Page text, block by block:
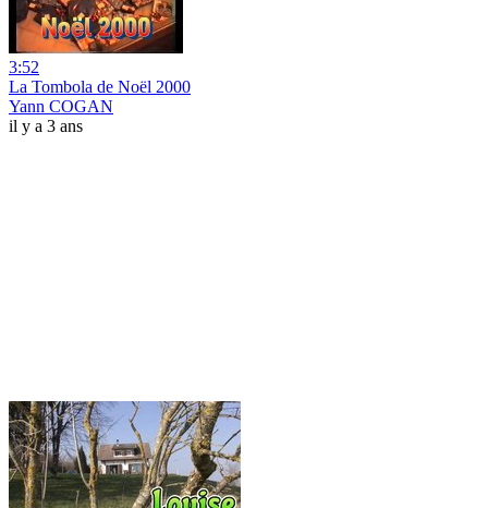
3:52
La Tombola de Noël 2000
Yann COGAN
il y a 3 ans